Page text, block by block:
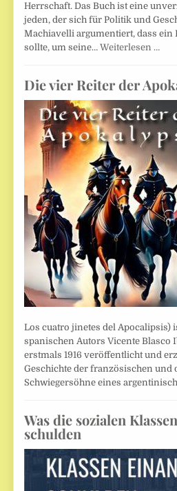
Herrschaft. Das Buch ist eine
jeden, der sich für Politik und
Machiavelli argumentiert, dass ein
sollte, um seine…Weiterlesen …
Die vier Reiter der
Los cuatro jinetes del Apocalipsis)
spanischen Autors Vicente Blasco
erstmals 1916 veröffentlicht und
Geschichte der französischen und
Schwiegersöhne eines
Was die sozialen
schulden